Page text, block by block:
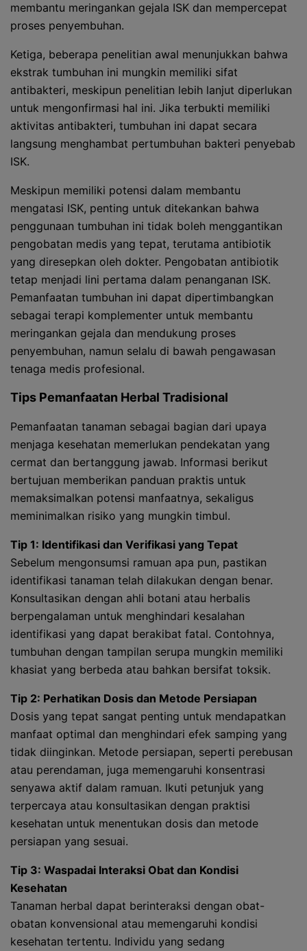
membantu meringankan gejala ISK dan mempercepat
proses penyembuhan.
Ketiga, beberapa penelitian awal menunjukkan bahwa
ekstrak tumbuhan ini mungkin memiliki sifat
antibakteri, meskipun penelitian lebih lanjut diperlukan
untuk mengonfirmasi hal ini. Jika terbukti memiliki
aktivitas antibakteri, tumbuhan ini dapat secara
langsung menghambat pertumbuhan bakteri penyebab
ISK.
Meskipun memiliki potensi dalam membantu
mengatasi ISK, penting untuk ditekankan bahwa
penggunaan tumbuhan ini tidak boleh menggantikan
pengobatan medis yang tepat, terutama antibiotik
yang diresepkan oleh dokter. Pengobatan antibiotik
tetap menjadi lini pertama dalam penanganan ISK.
Pemanfaatan tumbuhan ini dapat dipertimbangkan
sebagai terapi komplementer untuk membantu
meringankan gejala dan mendukung proses
penyembuhan, namun selalu di bawah pengawasan
tenaga medis profesional.
Tips Pemanfaatan Herbal Tradisional
Pemanfaatan tanaman sebagai bagian dari upaya
menjaga kesehatan memerlukan pendekatan yang
cermat dan bertanggung jawab. Informasi berikut
bertujuan memberikan panduan praktis untuk
memaksimalkan potensi manfaatnya, sekaligus
meminimalkan risiko yang mungkin timbul.
Tip 1: Identifikasi dan Verifikasi yang Tepat
Sebelum mengonsumsi ramuan apa pun, pastikan
identifikasi tanaman telah dilakukan dengan benar.
Konsultasikan dengan ahli botani atau herbalis
berpengalaman untuk menghindari kesalahan
identifikasi yang dapat berakibat fatal. Contohnya,
tumbuhan dengan tampilan serupa mungkin memiliki
khasiat yang berbeda atau bahkan bersifat toksik.
Tip 2: Perhatikan Dosis dan Metode Persiapan
Dosis yang tepat sangat penting untuk mendapatkan
manfaat optimal dan menghindari efek samping yang
tidak diinginkan. Metode persiapan, seperti perebusan
atau perendaman, juga memengaruhi konsentrasi
senyawa aktif dalam ramuan. Ikuti petunjuk yang
terpercaya atau konsultasikan dengan praktisi
kesehatan untuk menentukan dosis dan metode
persiapan yang sesuai.
Tip 3: Waspadai Interaksi Obat dan Kondisi
Kesehatan
Tanaman herbal dapat berinteraksi dengan obat-
obatan konvensional atau memengaruhi kondisi
kesehatan tertentu. Individu yang sedang